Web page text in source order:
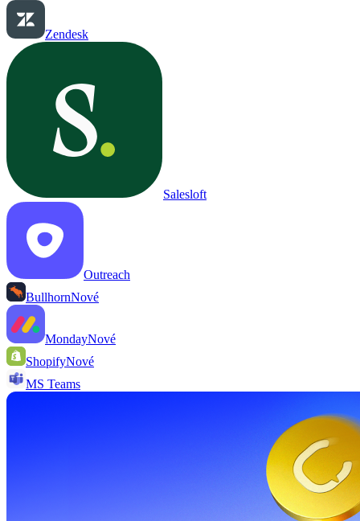
Zendesk
Salesloft
Outreach
BullhornNové
MondayNové
ShopifyNové
MS Teams